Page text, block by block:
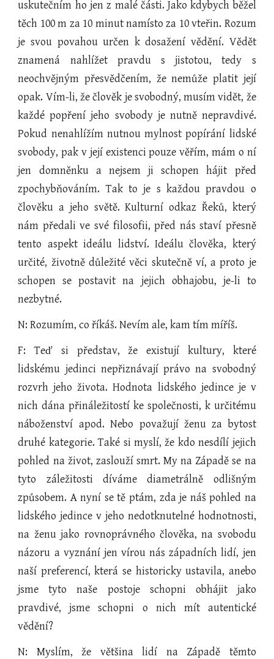
uskutečním ho jen z malé části. Jako kdybych běžel
těch 100 m za 10 minut namísto za 10 vteřin. Rozum
je svou povahou určen k dosažení vědění. Vědět
znamená nahlížet pravdu s jistotou, tedy s
neochvějným přesvědčením, že nemůže platit její
opak. Vím-li, že člověk je svobodný, musím vidět, že
každé popření jeho svobody je nutně nepravdivé.
Pokud nenahlížím nutnou mylnost popírání lidské
svobody, pak v její existenci pouze věřím, mám o ní
jen domněnku a nejsem ji schopen hájit před
zpochybňováním. Tak to je s každou pravdou o
člověku a jeho světě. Kulturní odkaz Řeků, který
nám předali ve své filosofii, před nás staví přesně
tento aspekt ideálu lidství. Ideálu člověka, který
určité, životně důležité věci skutečně ví, a proto je
schopen se postavit na jejich obhajobu, je-li to
nezbytné.
N: Rozumím, co říkáš. Nevím ale, kam tím míříš.
F: Teď si představ, že existují kultury, které
lidskému jedinci nepřiznávají právo na svobodný
rozvrh jeho života. Hodnota lidského jedince je v
nich dána přináležitostí ke společnosti, k určitému
náboženství apod. Nebo považují ženu za bytost
druhé kategorie. Také si myslí, že kdo nesdílí jejich
pohled na život, zaslouží smrt. My na Západě se na
tyto záležitosti díváme diametrálně odlišným
způsobem. A nyní se tě ptám, zda je náš pohled na
lidského jedince v jeho nedotknutelné hodnotnosti,
na ženu jako rovnoprávného člověka, na svobodu
názoru a vyznání jen vírou nás západních lidí, jen
naší preferencí, která se historicky ustavila, anebo
jsme tyto naše postoje schopni obhájit jako
pravdivé, jsme schopni o nich mít autentické
vědění?
N: Myslím, že většina lidí na Západě těmto